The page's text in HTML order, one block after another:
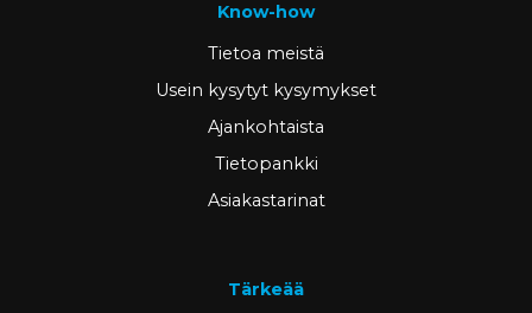
Know-how
Tietoa meistä
Usein kysytyt kysymykset
Ajankohtaista
Tietopankki
Asiakastarinat
Tärkeää